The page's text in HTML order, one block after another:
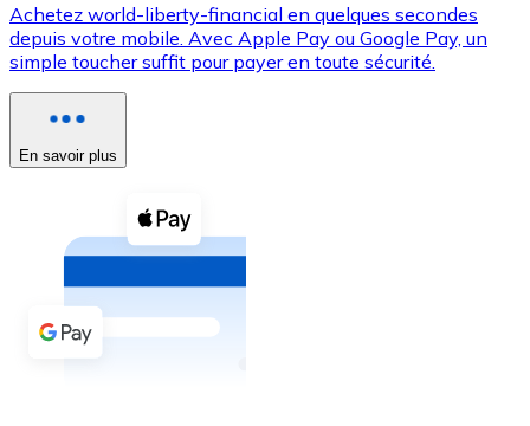
Voir toutes
Coupons crypto
Achetez des cryptomonnaies en espèces et d'autres
Virement SEPA
Acheter avec virement bancaire
Achetez world-liberty-financial en quelques secondes
depuis votre mobile. Avec Apple Pay ou Google Pay, un
simple toucher suffit pour payer en toute sécurité.
En savoir plus